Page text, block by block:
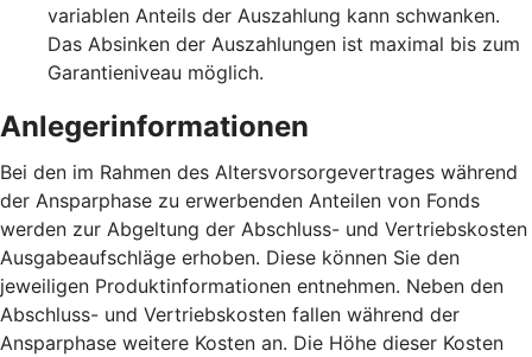
variablen Anteils der Auszahlung kann schwanken.
Das Absinken der Auszahlungen ist maximal bis zum
Garantieniveau möglich.
Anlegerinformationen
Bei den im Rahmen des Altersvorsorgevertrages während
der Ansparphase zu erwerbenden Anteilen von Fonds
werden zur Abgeltung der Abschluss- und Vertriebskosten
Ausgabeaufschläge erhoben. Diese können Sie den
jeweiligen Produktinformationen entnehmen. Neben den
Abschluss- und Vertriebskosten fallen während der
Ansparphase weitere Kosten an. Die Höhe dieser Kosten